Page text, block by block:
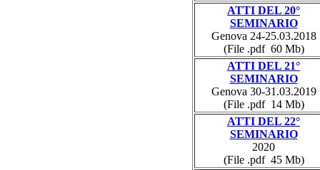
ATTI DEL 20°
SEMINARIO
Genova 24-25.03.2018
(File .pdf 60 Mb)
ATTI DEL 21°
SEMINARIO
Genova 30-31.03.2019
(File .pdf 14 Mb)
ATTI DEL 22°
SEMINARIO
2020
(File .pdf 45 Mb)